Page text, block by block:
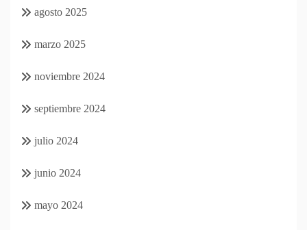
agosto 2025
marzo 2025
noviembre 2024
septiembre 2024
julio 2024
junio 2024
mayo 2024